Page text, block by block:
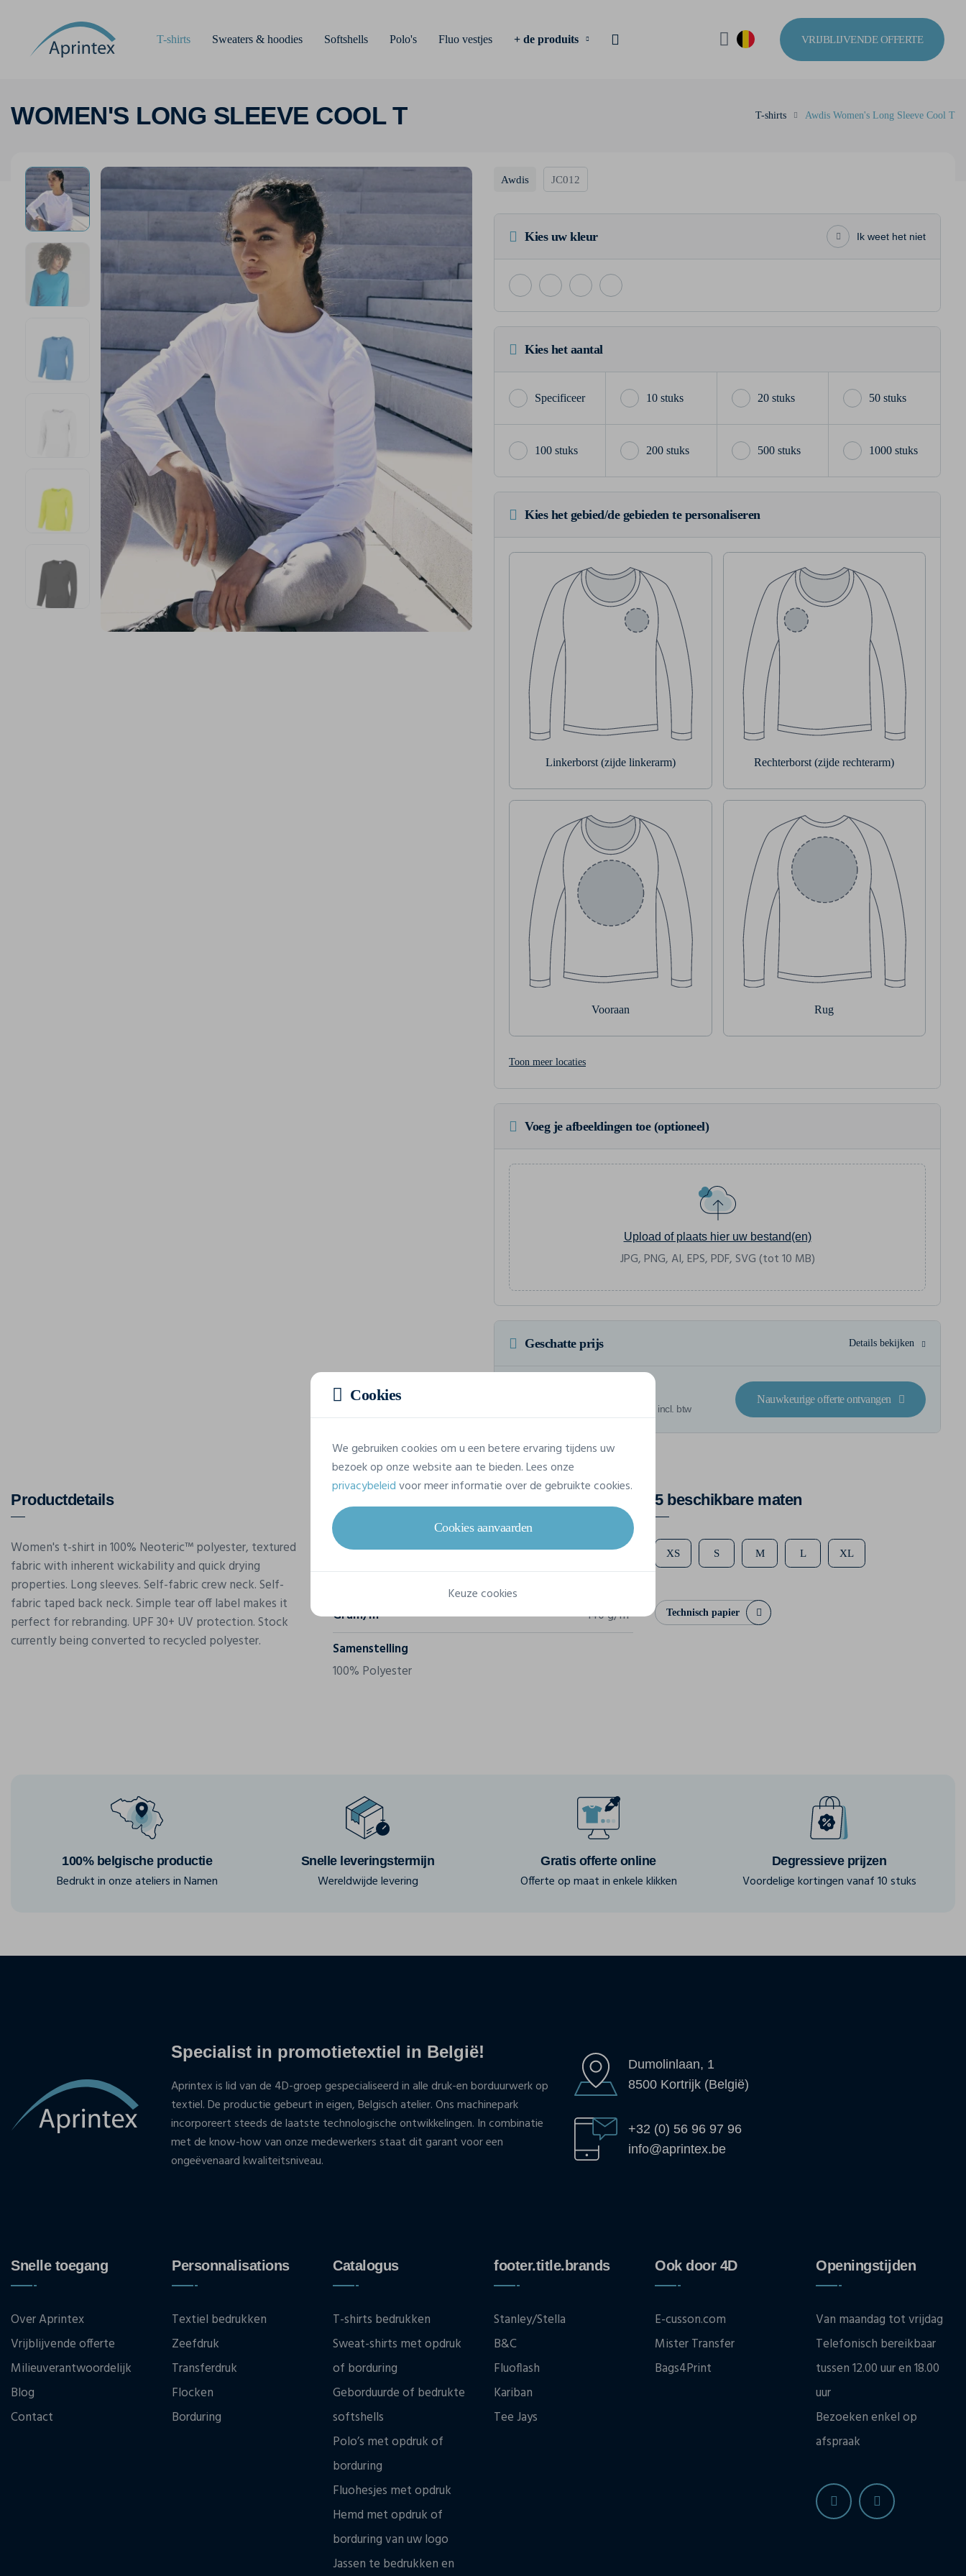
T-shirts Sweaters & hoodies Softshells Polo's Fluo vestjes + de produits VRIJBLIJVENDE OFFERTE
WOMEN'S LONG SLEEVE COOL T T-shirts Awdis Women's Long Sleeve Cool T
Awdis JC012
Kies uw kleur Ik weet het niet
Kies het aantal
10 stuks 20 stuks 50 stuks
100 stuks 200 stuks 500 stuks 1000 stuks
Kies het gebied/de gebieden te personaliseren
Linkerborst (zijde linkerarm) Rechterborst (zijde rechterarm)
Vooraan Rug
Toon meer locaties
Voeg je afbeeldingen toe (optioneel)
Upload of plaats hier uw bestand(en)
JPG, PNG, AI, EPS, PDF, SVG (tot 10 MB)
Geschatte prijs Details bekijken
Voor een totaalbedrag van 98,74 € incl. btw
Nauwkeurige offerte ontvangen
Productdetails
Women's t-shirt in 100% Neoteric™ polyester, textured
fabric with inherent wickability and quick drying
properties. Long sleeves. Self-fabric crew neck. Self-
fabric taped back neck. Simple tear off label makes it
perfect for rebranding. UPF 30+ UV protection. Stock
currently being converted to recycled polyester.
Merk
Awdis
Gram/m²
140 g/m²
Samenstelling
100% Polyester
5 beschikbare maten
XS S M L XL
Technisch papier
100% belgische productie
Bedrukt in onze ateliers in Namen
Snelle leveringstermijn
Wereldwijde levering
Gratis offerte online
Offerte op maat in enkele klikken
Degressieve prijzen
Voordelige kortingen vanaf 10 stuks
Specialist in promotietextiel in België!
Aprintex is lid van de 4D-groep gespecialiseerd in alle druk-en borduurwerk op
textiel. De productie gebeurt in eigen, Belgisch atelier. Ons machinepark
incorporeert steeds de laatste technologische ontwikkelingen. In combinatie
met de know-how van onze medewerkers staat dit garant voor een
ongeëvenaard kwaliteitsniveau.
Dumolinlaan, 1
8500 Kortrijk (België)
+32 (0) 56 96 97 96
info@aprintex.be
Snelle toegang
Over Aprintex
Vrijblijvende offerte
Milieuverantwoordelijk
Blog
Contact
Personnalisations
Textiel bedrukken
Zeefdruk
Transferdruk
Flocken
Borduring
Catalogus
T-shirts bedrukken
Sweat-shirts met opdruk
of borduring
Geborduurde of bedrukte
softshells
Polo’s met opdruk of
borduring
Fluohesjes met opdruk
Hemd met opdruk of
borduring van uw logo
Jassen te bedrukken en
footer.title.brands
Stanley/Stella
B&C
Fluoflash
Kariban
Tee Jays
Ook door 4D
E-cusson.com
Mister Transfer
Bags4Print
Openingstijden
Van maandag tot vrijdag
Telefonisch bereikbaar
tussen 12.00 uur en 18.00
uur
Bezoeken enkel op
afspraak
Cookies
We gebruiken cookies om u een betere ervaring tijdens uw
bezoek op onze website aan te bieden. Lees onze
privacybeleidvoor meer informatie over de gebruikte cookies.
Cookies aanvaarden
Keuze cookies